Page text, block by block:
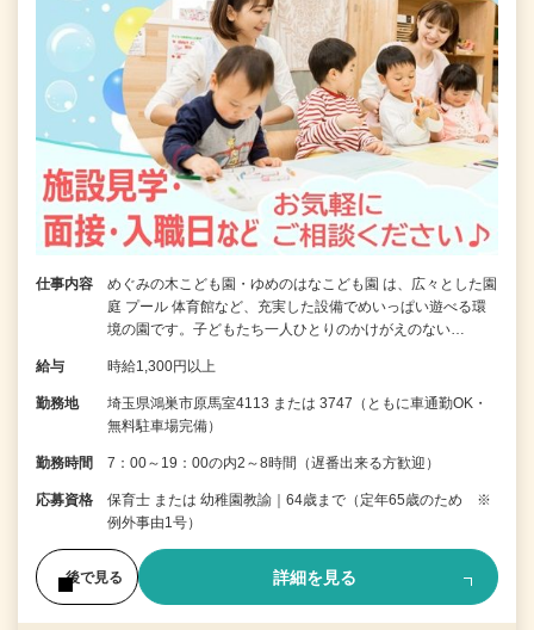
仕事内容
めぐみの木こども園・ゆめのはなこども園 は、広々とした園
庭 プール 体育館など、充実した設備でめいっぱい遊べる環
境の園です。子どもたち一人ひとりのかけがえのない…
給与 時給1,300円以上
勤務地
埼玉県鴻巣市原馬室4113 または 3747（ともに車通勤OK・
無料駐車場完備）
勤務時間 7：00～19：00の内2～8時間（遅番出来る方歓迎）
応募資格
保育士 または 幼稚園教諭｜64歳まで（定年65歳のため ※
例外事由1号）
後で見る 詳細を見る